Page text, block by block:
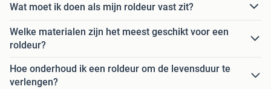
Wat moet ik doen als mijn roldeur vast zit?
Welke materialen zijn het meest geschikt voor een
roldeur?
Hoe onderhoud ik een roldeur om de levensduur te
verlengen?